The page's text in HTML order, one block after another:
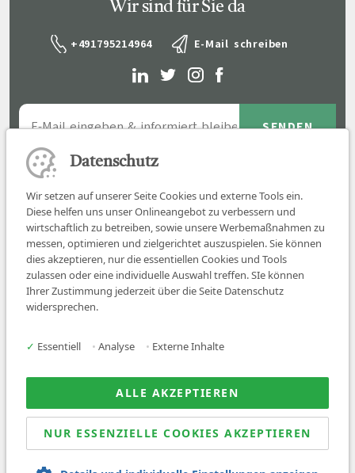
Wir sind für Sie da
+491795214964 E-Mail schreiben
Job finden
Über uns
News
© 2026 Sanovetis. All rights reserved.
Datenschutz
Wir setzen auf unserer Seite Cookies und externe Tools ein.
Diese helfen uns unser Onlineangebot zu verbessern und
wirtschaftlich zu betreiben, sowie unsere Werbemaßnahmen zu
messen, optimieren und zielgerichtet auszuspielen. Sie können
dies akzeptieren, nur die essentiellen Cookies und Tools
zulassen oder eine individuelle Auswahl treffen. SIe können
Ihrer Zustimmung jederzeit über die Seite Datenschutz
widersprechen.
✓ Essentiell • Analyse • Externe Inhalte
ALLE AKZEPTIEREN
NUR ESSENZIELLE COOKIES AKZEPTIEREN